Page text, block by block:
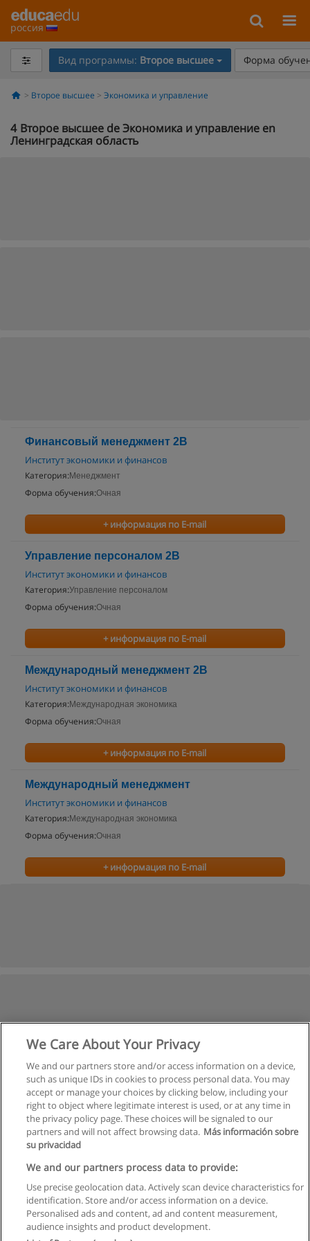
россия
Вид программы: Второе высшее Форма
Второе высшее Экономика и управление
4 Второе высшее de Экономика и управление en
Ленинградская область
Финансовый менеджмент 2В
Институт экономики и финансов
Категория: Менеджмент
Форма обучения:Очная
+ информация по E-mail
Управление персоналом 2В
Институт экономики и финансов
Категория:Управление персоналом
Форма обучения:Очная
+ информация по E-mail
Международный менеджмент 2В
Институт экономики и финансов
Категория: Международная экономика
Форма обучения:Очная
+ информация по E-mail
Международный менеджмент
Институт экономики и финансов
Категория: Международная экономика
Форма обучения:Очная
+ информация по E-mail
Правила пользования
Конфиденциальность информации
We Care About Your Privacy
We and our partners store and/or access information on a device,
such as unique IDs in cookies to process personal data. You may
accept or manage your choices by clicking below, including your
right to object where legitimate interest is used, or at any time in
the privacy policy page. These choices will be signaled to our
partners and will not affect browsing data. Más información sobre
su privacidad
We and our partners process data to provide:
Use precise geolocation data. Actively scan device characteristics for
identification. Store and/or access information on a device.
Personalised ads and content, ad and content measurement,
audience insights and product development.